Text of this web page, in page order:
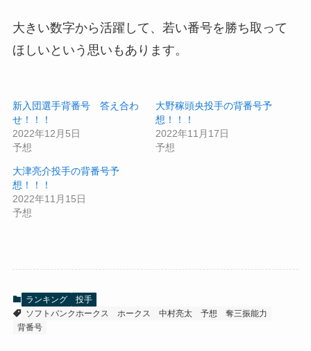
大きい数字から活躍して、若い番号を勝ち取って
ほしいという思いもあります。
新入団選手背番号 答え合わ
せ！！！
2022年12月5日
予想
大野稼頭央投手の背番号予
想！！！
2022年11月17日
予想
大津亮介投手の背番号予
想！！！
2022年11月15日
予想
ランキング
投手
ソフトバンクホークス
ホークス 中村亮太 予想
奪三振能力
背番号